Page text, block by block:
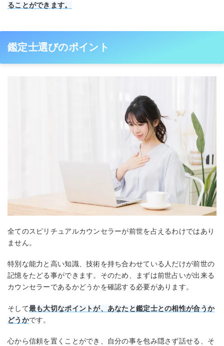
ることができます。
鑑定士選びのポイント
全てのスピリチュアルカウンセラーが前世を占えるわけではあり
ません。
特別な能力と高い知識、技術を持ち合わせている人だけが前世の
記憶をたどる事ができます。そのため、まずは前世占いが出来る
カウンセラーであるかどうかを確認する必要があります。
そして最も大切なポイントが、あなたと鑑定士との相性が合うか
どうかです。
心から信頼を置くことができ、自分の事を包み隠さず話せる、そ